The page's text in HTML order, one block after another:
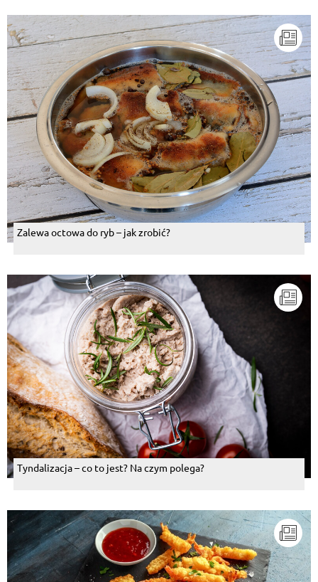
Zalewa octowa do ryb – jak zrobić?
Tyndalizacja – co to jest? Na czym polega?